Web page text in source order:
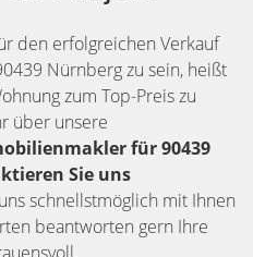
den erfolgreichen Verkauf
Nürnberg zu sein, heißt
zum Top-Preis zu
über unsere
für 90439
Sie uns
schnellstmöglich mit Ihnen
beantworten gern Ihre